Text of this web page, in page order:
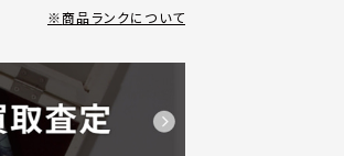
商品ランクについて